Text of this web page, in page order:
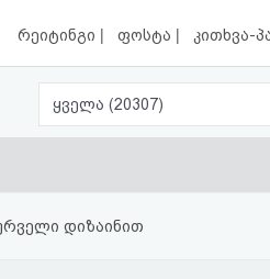
რეიტინგი | ფოსტა | კითხვა-
ყველა (20307)
დიზაინით